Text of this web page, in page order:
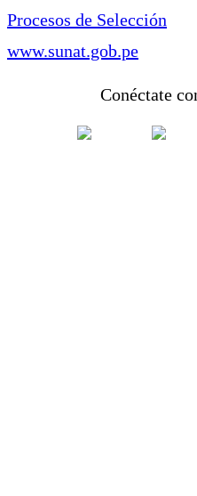
Procesos de Selección
www.sunat.gob.pe
Conéctate